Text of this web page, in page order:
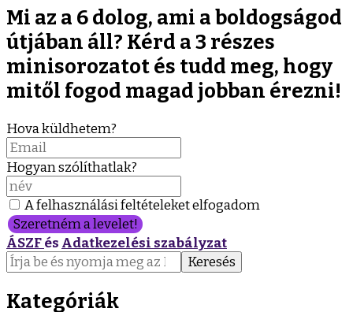
meg
Mi az a 6 dolog, ami a boldogságod
útjában áll? Kérd a 3 részes
minisorozatot és tudd meg, hogy
mitől fogod magad jobban érezni!
Hova küldhetem?
Hogyan szólíthatlak?
A felhasználási feltételeket elfogadom
Szeretném a levelet!
ÁSZFés Adatkezelési szabályzat
Keresés:
Kategóriák